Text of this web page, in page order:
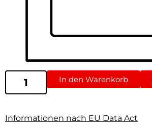
In den Warenkorb
Informationen nach EU Data Act